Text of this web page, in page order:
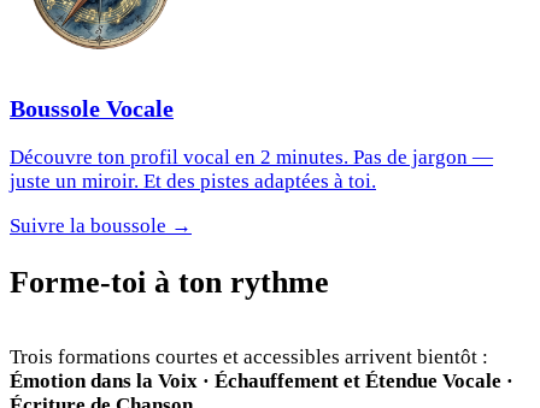
Boussole Vocale
Découvre ton profil vocal en 2 minutes. Pas de jargon —
juste un miroir. Et des pistes adaptées à toi.
Suivre la boussole →
Forme-toi à ton rythme
Trois formations courtes et accessibles arrivent bientôt :
Émotion dans la Voix · Échauffement et Étendue Vocale ·